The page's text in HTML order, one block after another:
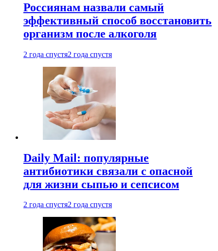
Россиянам назвали самый
эффективный способ восстановить
организм после алкоголя
2 года спустя2 года спустя
Daily Mail: популярные
антибиотики связали с опасной
для жизни сыпью и сепсисом
2 года спустя2 года спустя